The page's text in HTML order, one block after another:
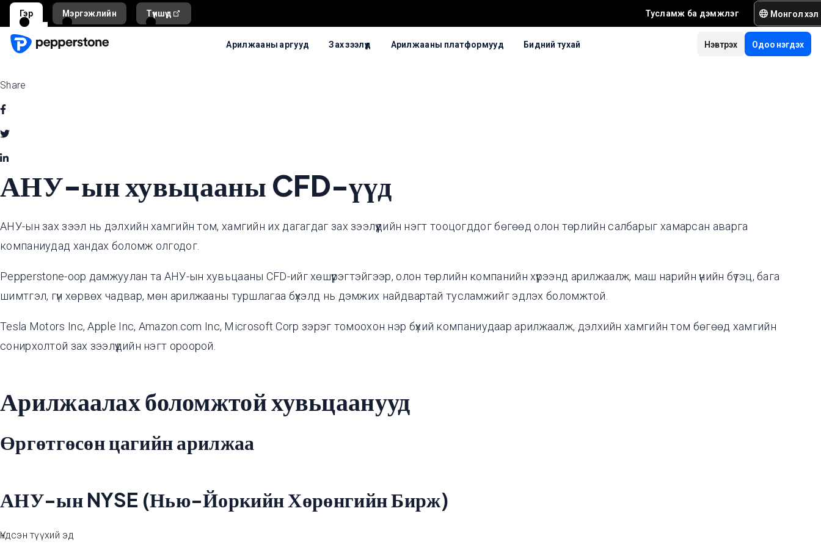
Гэр Мэргэжлийн Түншүүд Тусламж ба дэмжлэг Монгол хэл
Арилжааны аргууд Зах зээлүүд Арилжааны платформууд Бидний тухай Одоо нэгдэх
Нэвтрэх
Share
АНУ-ын хувьцааны CFD-үүд
АНУ-ын зах зээл нь дэлхийн хамгийн том, хамгийн их дагагдаг зах зээлүүдийн нэгт тооцогддог бөгөөд олон төрлийн салбарыг хамарсан аварга
компаниудад хандах боломж олгодог.
Pepperstone-оор дамжуулан та АНУ-ын хувьцааны CFD-ийг хөшүүрэгтэйгээр, олон төрлийн компанийн хүрээнд арилжаалж, маш нарийн үнийн бүтэц, бага
шимтгэл, гүн хөрвөх чадвар, мөн арилжааны туршлагаа бүхэлд нь дэмжих найдвартай тусламжийг эдлэх боломжтой.
Tesla Motors Inc, Apple Inc, Amazon.com Inc, Microsoft Corp зэрэг томоохон нэр бүхий компаниудаар арилжаалж, дэлхийн хамгийн том бөгөөд хамгийн
сонирхолтой зах зээлүүдийн нэгт ороорой.
Арилжаалах боломжтой хувьцаанууд
Өргөтгөсөн цагийн арилжаа
АНУ-ын NYSE (Нью-Йоркийн Хөрөнгийн Бирж)
Үндсэн түүхий эд